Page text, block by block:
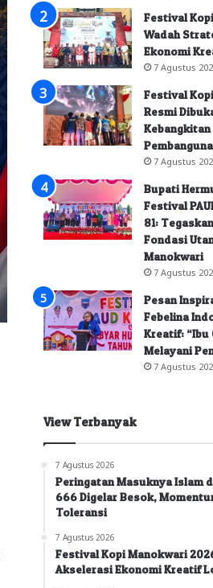
Festival
Wadah
Ekonomi
7 Agustus
Festival
Resmi
Kebangkitan
7 Agustus
Bupati
Festival
81:
Fondasi
Manokwari
7 Agustus
Pesan
Febelina
Kreatif: “Ibu
Melayani
7 Agustus
View Terbanyak
7 Agustus 2026
Peringatan Masuknya Islam
666 Digelar Besok,
Toleransi
7 Agustus 2026
Festival Kopi Manokwari
Akselerasi Ekonomi Kreatif